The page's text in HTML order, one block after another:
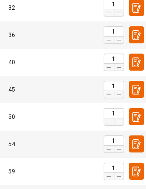
32
36
40
45
50
54
59
ENGLISH TRANSLATION